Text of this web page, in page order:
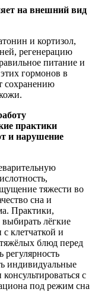
на внешний вид
и кортизол,
регенерацию
питание и
гормонов в
сохранению
практики
и нарушение
тяжести во
сна и
Практики,
лёгкие
клетчаткой и
блюд перед
индивидуальные
с
под режим сна